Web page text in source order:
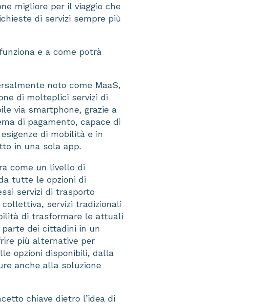
migliore per il viaggio che
di servizi sempre più
e a come potrà
noto come MaaS,
di molteplici servizi di
via smartphone, grazie a
di pagamento, capace di
di mobilità e in
in una sola app.
come un livello di
tutte le opzioni di
servizi di trasporto
servizi tradizionali
di trasformare le attuali
dei cittadini in un
più alternative per
opzioni disponibili, dalla
anche alla soluzione
chiave dietro l’idea di